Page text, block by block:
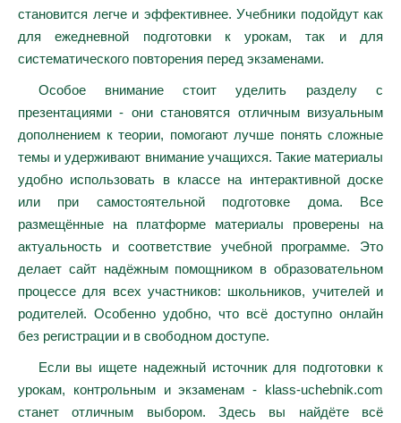
становится легче и эффективнее. Учебники подойдут как
для ежедневной подготовки к урокам, так и для
систематического повторения перед экзаменами.
Особое внимание стоит уделить разделу с
презентациями - они становятся отличным визуальным
дополнением к теории, помогают лучше понять сложные
темы и удерживают внимание учащихся. Такие материалы
удобно использовать в классе на интерактивной доске
или при самостоятельной подготовке дома. Все
размещённые на платформе материалы проверены на
актуальность и соответствие учебной программе. Это
делает сайт надёжным помощником в образовательном
процессе для всех участников: школьников, учителей и
родителей. Особенно удобно, что всё доступно онлайн
без регистрации и в свободном доступе.
Если вы ищете надежный источник для подготовки к
урокам, контрольным и экзаменам - klass-uchebnik.com
станет отличным выбором. Здесь вы найдёте всё